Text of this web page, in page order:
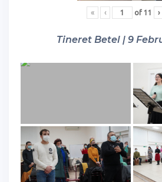
« ‹ of 11 ›
Tineret Betel | 9